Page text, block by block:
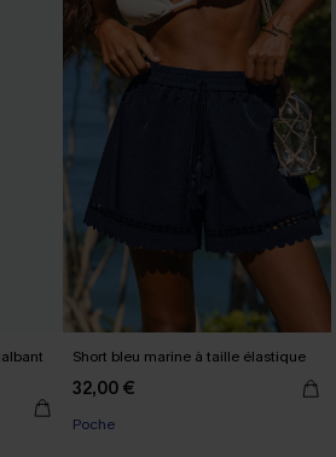
Short bleu marine à taille élastique
32,00 €
Poche